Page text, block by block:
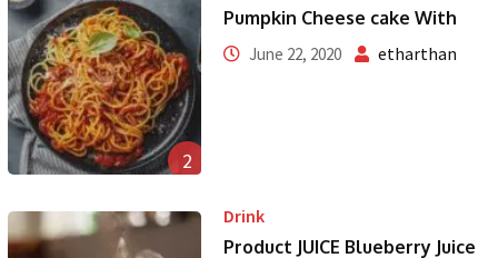
2
Pumpkin Cheese cake With
June 22, 2020 etharthan
Drink
Product JUICE Blueberry Juice